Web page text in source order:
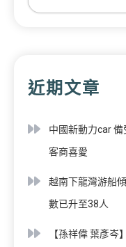
近期文章
中國新動力car 備
客商喜愛
越南下龍灣游船
數已升至38人
【孫祥偉 葉彥